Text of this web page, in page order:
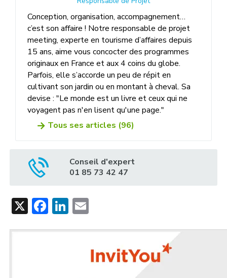
Conception, organisation, accompagnement…
c’est son affaire ! Notre responsable de projet
meeting, experte en tourisme d’affaires depuis
15 ans, aime vous concocter des programmes
originaux en France et aux 4 coins du globe.
Parfois, elle s’accorde un peu de répit en
cultivant son jardin ou en montant à cheval. Sa
devise : "Le monde est un livre et ceux qui ne
voyagent pas n'en lisent qu'une page."
Tous ses articles (96)
Conseil d'expert
01 85 73 42 47
X Facebook
LinkedIn